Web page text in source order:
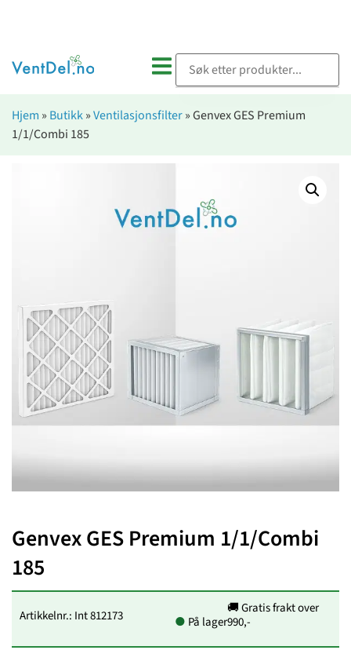
Hjem » Butikk»Ventilasjonsfilter»Genvex GES Premium
1/1/Combi 185
Genvex GES Premium 1/1/Combi
185
Artikkelnr.: Int 812173 ● På lager
🚚 Gratis frakt over
990,-